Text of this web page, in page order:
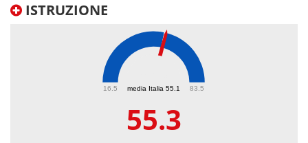
ISTRUZIONE
media Italia 55.1
16.5 83.5
55.3